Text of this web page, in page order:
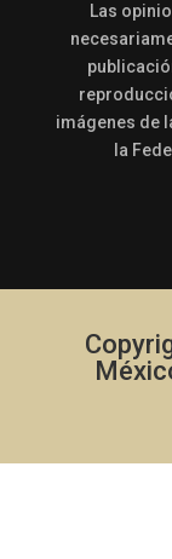
Las
imágenes de
la